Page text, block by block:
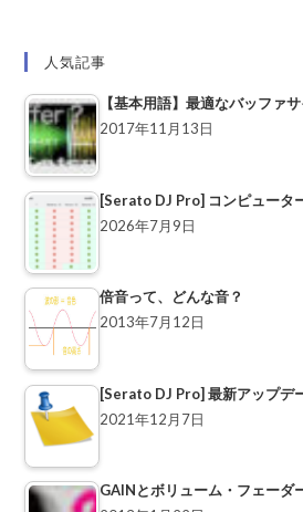
人気記事
【基本用語】最適なバッファ
2017年11月13日
[Serato DJ Pro] コンピュータ
2026年7月9日
倍音って、どんな音？
2013年7月12日
[Serato DJ Pro] 最新アップデ
2021年12月7日
GAINとボリューム・フェーダ